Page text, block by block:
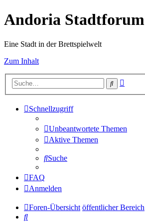
Andoria Stadtforum
Eine Stadt in der Brettspielwelt
Zum Inhalt
Suche
Schnellzugriff
Unbeantwortete Themen
Aktive Themen
Suche
FAQ
Anmelden
Foren-Übersicht öffentlicher Bereich
Suche